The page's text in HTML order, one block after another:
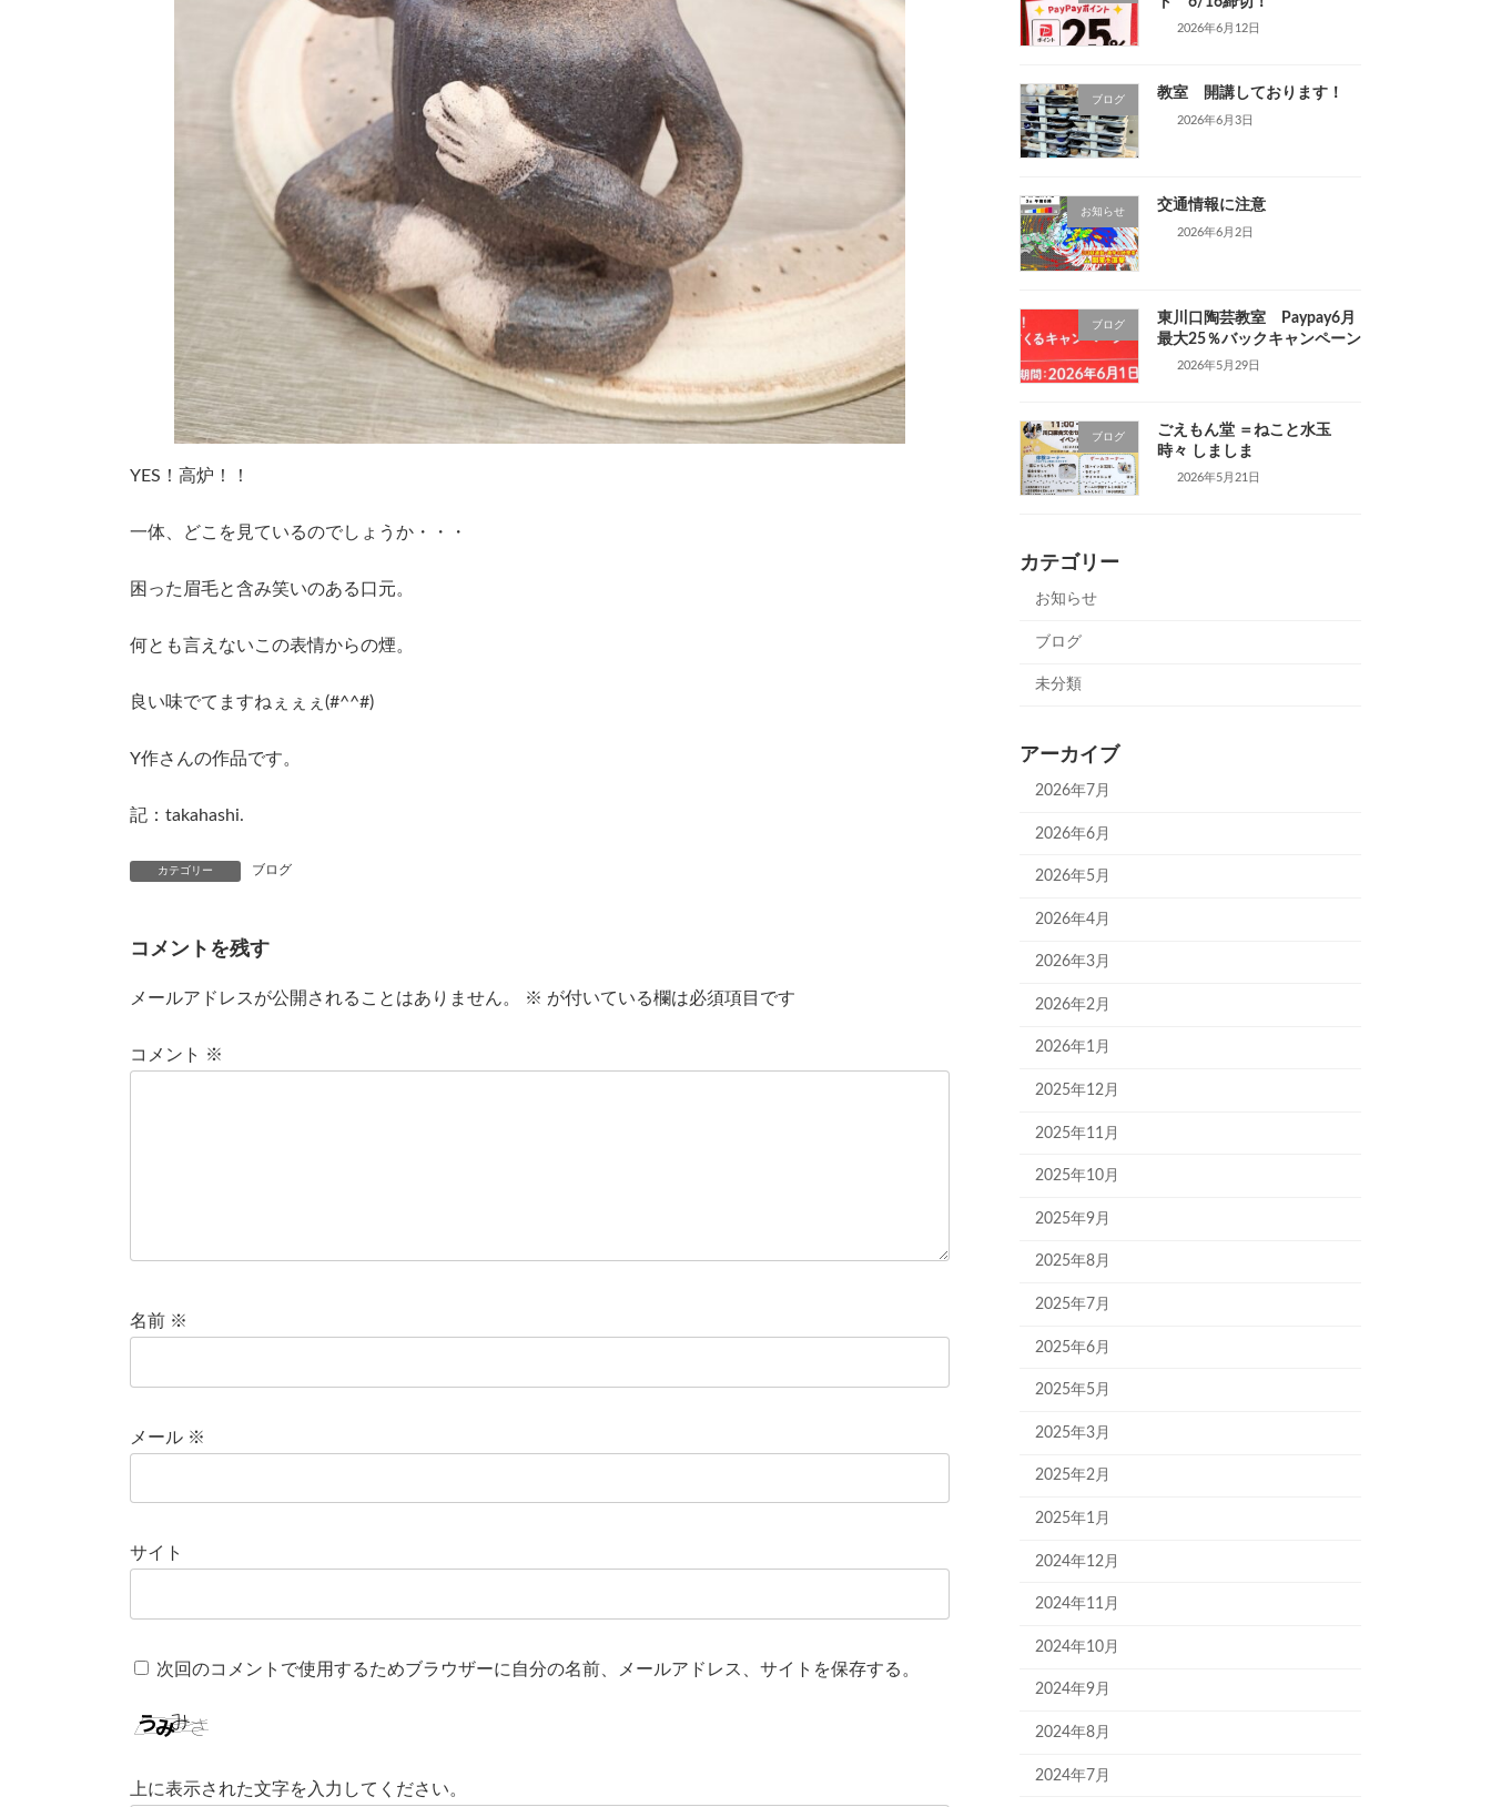
YES！高炉！！
一体、どこを見ているのでしょうか・・・
困った眉毛と含み笑いのある口元。
何とも言えないこの表情からの煙。
良い味でてますねぇぇぇ(#^^#)
Y作さんの作品です。
記：takahashi.
カテゴリー ブログ
コメントを残す
メールアドレスが公開されることはありません。 ※ が付いている欄は必須項目です
コメント ※
名前 ※
メール ※
サイト
次回のコメントで使用するためブラウザーに自分の名前、メールアドレス、サイトを保存する。
上に表示された文字を入力してください。
2026年6月12日
ブログ 教室 開講しております！
2026年6月3日
お知らせ 交通情報に注意
2026年6月2日
ブログ
東川口陶芸教室 Paypay6月
最大25％バックキャンペーン
2026年5月29日
ブログ
ごえもん堂 ＝ねこと水玉
時々 しましま
2026年5月21日
カテゴリー
お知らせ
ブログ
未分類
アーカイブ
2026年7月
2026年6月
2026年5月
2026年4月
2026年3月
2026年2月
2026年1月
2025年12月
2025年11月
2025年10月
2025年9月
2025年8月
2025年7月
2025年6月
2025年5月
2025年3月
2025年2月
2025年1月
2024年12月
2024年11月
2024年10月
2024年9月
2024年8月
2024年7月